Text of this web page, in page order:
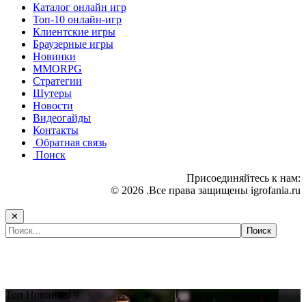
Каталог онлайн игр
Топ-10 онлайн-игр
Клиентские игры
Браузерные игры
Новинки
MMORPG
Стратегии
Шутеры
Новости
Видеогайды
Контакты
Обратная связь
Поиск
Присоединяйтесь к нам:
© 2026 .Все права защищены igrofania.ru
✕
Топ Новинка! 9